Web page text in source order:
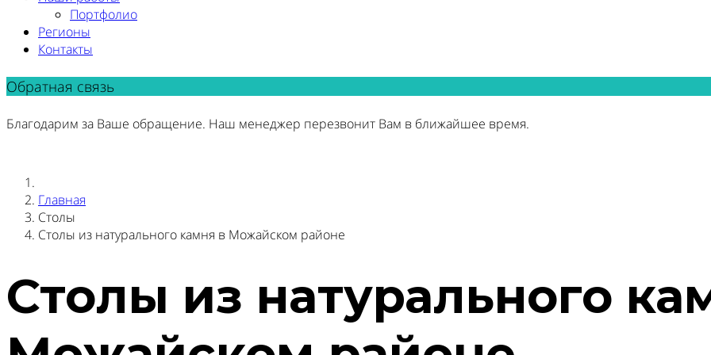
Портфолио
Регионы
Контакты
Обратная связь
Благодарим за Ваше обращение. Наш менеджер перезвонит Вам в ближайшее время.
Главная
Столы
Столы из натурального камня в Можайском районе
Столы из натурального